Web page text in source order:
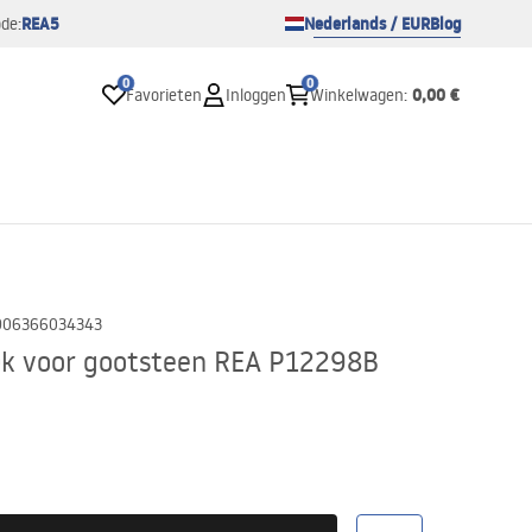
REA5 Nederlands / EURBlog
0
Favorieten Inloggen
0
Winkelwagen: 0,00 €
voor gootsteen REA P12298B